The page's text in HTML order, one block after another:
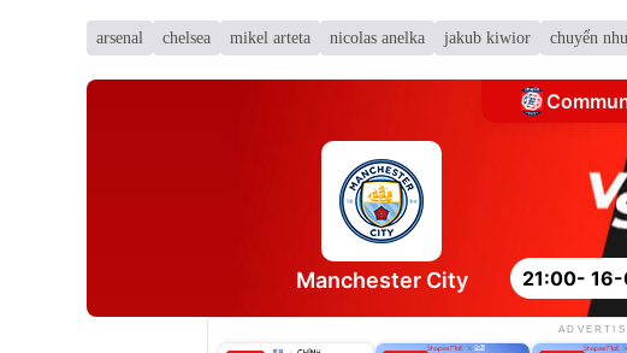
arsenal chelsea mikel arteta nicolas anelka jakub kiwior chuyển
21:00-
Manchester City